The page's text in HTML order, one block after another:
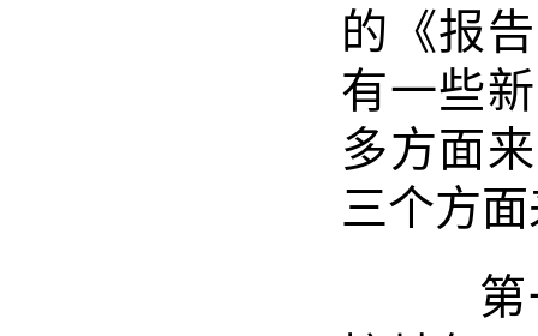
的《报
有一些
多方面
三个方
第一